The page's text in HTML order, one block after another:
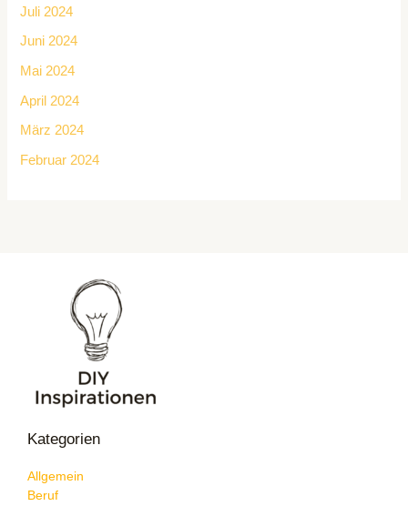
Juli 2024
Juni 2024
Mai 2024
April 2024
März 2024
Februar 2024
Kategorien
Allgemein
Beruf